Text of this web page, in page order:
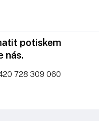
potiskem
nás.
728 309 060